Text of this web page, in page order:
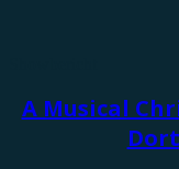
A Musical